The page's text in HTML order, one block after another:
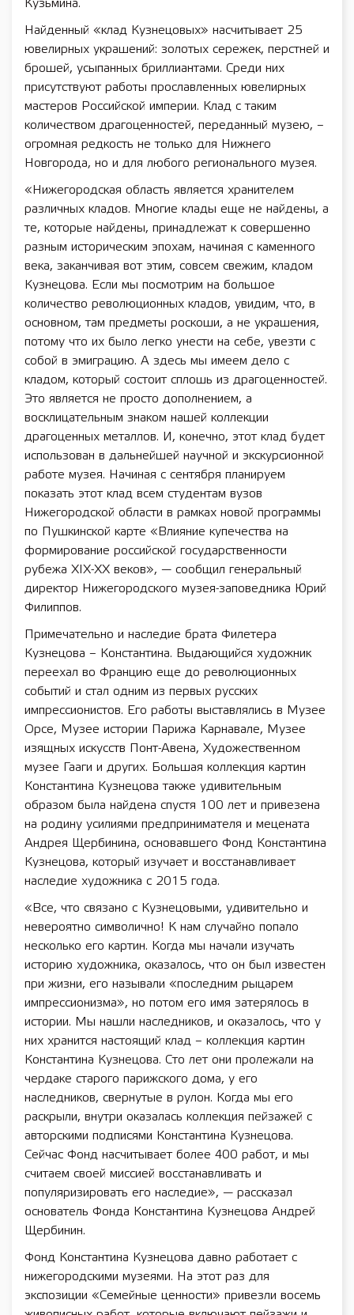
Кузьмина.
Найденный «клад Кузнецовых» насчитывает 25
ювелирных украшений: золотых сережек, перстней и
брошей, усыпанных бриллиантами. Среди них
присутствуют работы прославленных ювелирных
мастеров Российской империи. Клад с таким
количеством драгоценностей, переданный музею, –
огромная редкость не только для Нижнего
Новгорода, но и для любого регионального музея.
«Нижегородская область является хранителем
различных кладов. Многие клады еще не найдены, а
те, которые найдены, принадлежат к совершенно
разным историческим эпохам, начиная с каменного
века, заканчивая вот этим, совсем свежим, кладом
Кузнецова. Если мы посмотрим на большое
количество революционных кладов, увидим, что, в
основном, там предметы роскоши, а не украшения,
потому что их было легко унести на себе, увезти с
собой в эмиграцию. А здесь мы имеем дело с
кладом, который состоит сплошь из драгоценностей.
Это является не просто дополнением, а
восклицательным знаком нашей коллекции
драгоценных металлов. И, конечно, этот клад будет
использован в дальнейшей научной и экскурсионной
работе музея. Начиная с сентября планируем
показать этот клад всем студентам вузов
Нижегородской области в рамках новой программы
по Пушкинской карте «Влияние купечества на
формирование российской государственности
рубежа XIX-XX веков», — сообщил генеральный
директор Нижегородского музея-заповедника Юрий
Филиппов.
Примечательно и наследие брата Филетера
Кузнецова – Константина. Выдающийся художник
переехал во Францию еще до революционных
событий и стал одним из первых русских
импрессионистов. Его работы выставлялись в Музее
Орсе, Музее истории Парижа Карнавале, Музее
изящных искусств Понт-Авена, Художественном
музее Гааги и других. Большая коллекция картин
Константина Кузнецова также удивительным
образом была найдена спустя 100 лет и привезена
на родину усилиями предпринимателя и мецената
Андрея Щербинина, основавшего Фонд Константина
Кузнецова, который изучает и восстанавливает
наследие художника с 2015 года.
«Все, что связано с Кузнецовыми, удивительно и
невероятно символично! К нам случайно попало
несколько его картин. Когда мы начали изучать
историю художника, оказалось, что он был известен
при жизни, его называли «последним рыцарем
импрессионизма», но потом его имя затерялось в
истории. Мы нашли наследников, и оказалось, что у
них хранится настоящий клад – коллекция картин
Константина Кузнецова. Сто лет они пролежали на
чердаке старого парижского дома, у его
наследников, свернутые в рулон. Когда мы его
раскрыли, внутри оказалась коллекция пейзажей с
авторскими подписями Константина Кузнецова.
Сейчас Фонд насчитывает более 400 работ, и мы
считаем своей миссией восстанавливать и
популяризировать его наследие», — рассказал
основатель Фонда Константина Кузнецова Андрей
Щербинин.
Фонд Константина Кузнецова давно работает с
нижегородскими музеями. На этот раз для
экспозиции «Семейные ценности» привезли восемь